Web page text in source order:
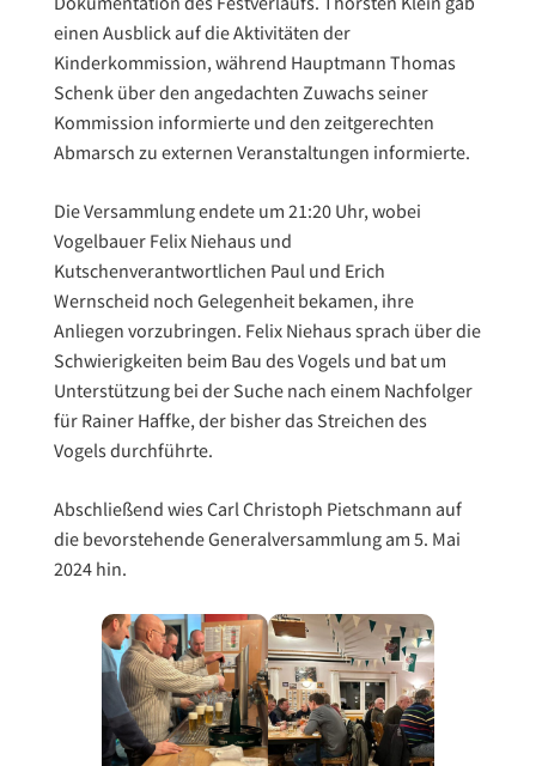
einen Ausblick auf die Aktivitäten der
Kinderkommission, während Hauptmann Thomas
Schenk über den angedachten Zuwachs seiner
Kommission informierte und den zeitgerechten
Abmarsch zu externen Veranstaltungen informierte.
Die Versammlung endete um 21:20 Uhr, wobei
Vogelbauer Felix Niehaus und
Kutschenverantwortlichen Paul und Erich
Wernscheid noch Gelegenheit bekamen, ihre
Anliegen vorzubringen. Felix Niehaus sprach über die
Schwierigkeiten beim Bau des Vogels und bat um
Unterstützung bei der Suche nach einem Nachfolger
für Rainer Haffke, der bisher das Streichen des
Vogels durchführte.
Abschließend wies Carl Christoph Pietschmann auf
die bevorstehende Generalversammlung am 5. Mai
2024 hin.